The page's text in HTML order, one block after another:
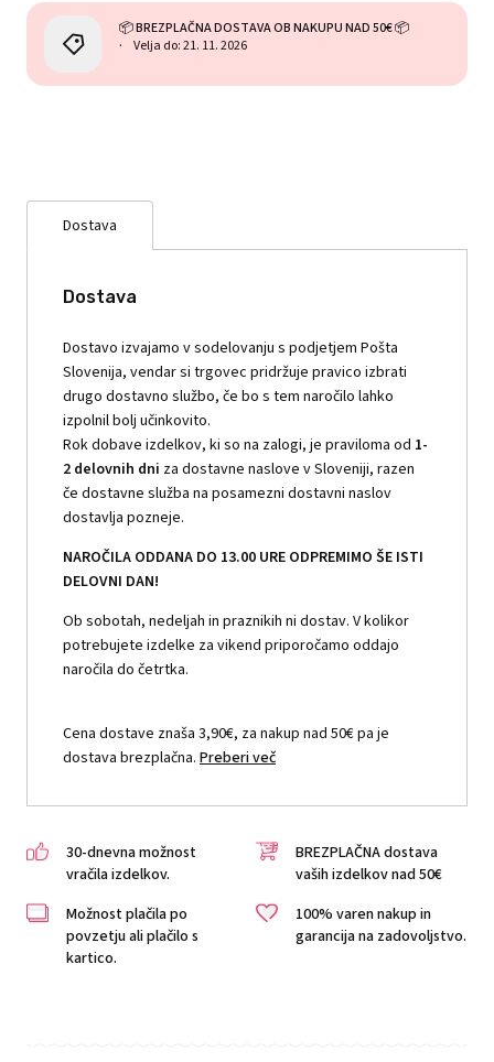
📦 BREZPLAČNA DOSTAVA OB NAKUPU NAD 50€ 📦
Velja do: 21. 11. 2026
Dostava
Dostava
Dostavo izvajamo v sodelovanju s podjetjem Pošta
Slovenija, vendar si trgovec pridržuje pravico izbrati
drugo dostavno službo, če bo s tem naročilo lahko
izpolnil bolj učinkovito.
Rok dobave izdelkov, ki so na zalogi, je praviloma od 1-
2 delovnih dni za dostavne naslove v Sloveniji, razen
če dostavne služba na posamezni dostavni naslov
dostavlja pozneje.
NAROČILA ODDANA DO 13.00 URE ODPREMIMO ŠE ISTI
DELOVNI DAN!
Ob sobotah, nedeljah in praznikih ni dostav. V kolikor
potrebujete izdelke za vikend priporočamo oddajo
naročila do četrtka.
Cena dostave znaša 3,90€, za nakup nad 50€ pa je
dostava brezplačna. Preberi več
30-dnevna možnost
vračila izdelkov.
BREZPLAČNA dostava
vaših izdelkov nad 50€
Možnost plačila po
povzetju ali plačilo s
kartico.
100% varen nakup in
garancija na zadovoljstvo.